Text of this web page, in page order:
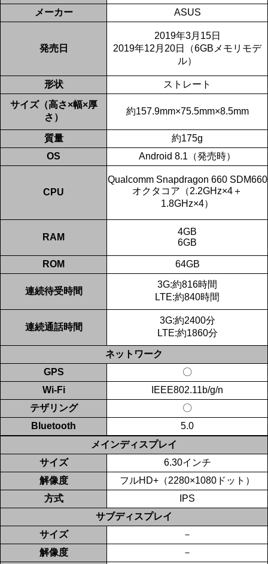
メーカー ASUS
発売日
2019年3月15日
2019年12月20日（6GBメモリモデ
ル）
形状
ストレート
サイズ（高さ×幅×厚
さ）
約157.9mm×75.5mm×8.5mm
質量
約175g
OS
Android 8.1（発売時）
CPU
Qualcomm Snapdragon 660 SDM660
オクタコア（2.2GHz×4＋
1.8GHz×4）
RAM
4GB
6GB
ROM 64GB
連続待受時間
3G:約816時間
LTE:約840時間
連続通話時間
3G:約2400分
LTE:約1860分
ネットワーク
GPS
〇
Wi-Fi
IEEE802.11b/g/n
テザリング
〇
Bluetooth
5.0
メインディスプレイ
サイズ
6.30インチ
解像度
フルHD+（2280×1080ドット）
方式
IPS
サブディスプレイ
サイズ
－
解像度
－